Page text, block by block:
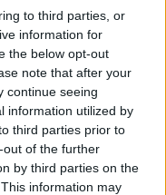
to third parties, or
information for
the below opt-out
note that after your
continue seeing
information utilized by
third parties prior to
of the further
by third parties on the
information may
lakik Brüsszeltől,
akarja
kizárta a komolyan
Péter
Asselborn
Die Welt című lapnak